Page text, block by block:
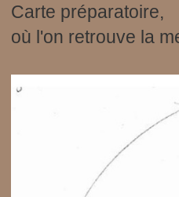
Carte préparatoire,
où l'on retrouve la